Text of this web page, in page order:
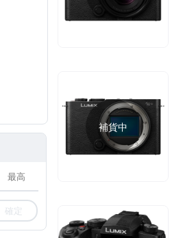
確定
補貨中